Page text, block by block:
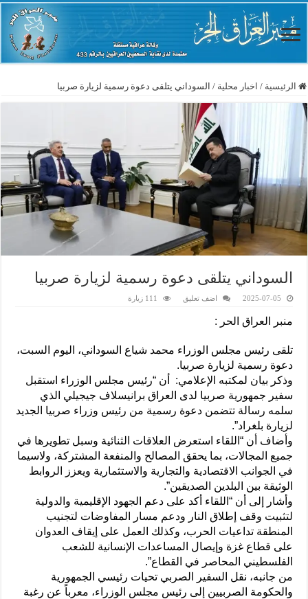
الرئيسية / اخبار محلية / السوداني يتلقى دعوة رسمية لزيارة صربيا
السوداني يتلقى دعوة رسمية لزيارة صربيا
2025-07-05 اضف تعليق 111 زيارة
منبر العراق الحر :
تلقى رئيس مجلس الوزراء محمد شياع السوداني، اليوم السبت،
دعوة رسمية لزيارة صربيا.
وذكر بيان لمكتبه الإعلامي: أن “رئيس مجلس الوزراء استقبل
سفير جمهورية صربيا لدى العراق برانيسلاف جيجيلي الذي
سلمه رسالة تتضمن دعوة رسمية من رئيس وزراء صربيا الجديد
لزيارة بلغراد”.
وأضاف أن “اللقاء استعرض العلاقات الثنائية وسبل تطويرها في
جميع المجالات، بما يحقق المصالح والمنفعة المشتركة، ولاسيما
في الجوانب الاقتصادية والتجارية والاستثمارية ويعزز الروابط
الوثيقة بين البلدين الصديقين”.
وأشار إلى أن “اللقاء أكد على دعم الجهود الإقليمية والدولية
لتثبيت وقف إطلاق النار ودعم مسار المفاوضات لتجنيب
المنطقة تداعيات الحرب، وكذلك العمل على إيقاف العدوان
على قطاع غزة وإيصال المساعدات الإنسانية للشعب
الفلسطيني المحاصر في القطاع”.
من جانبه، نقل السفير الصربي تحيات رئيسي الجمهورية
والحكومة الصربيين إلى رئيس مجلس الوزراء، معرباً عن رغبة